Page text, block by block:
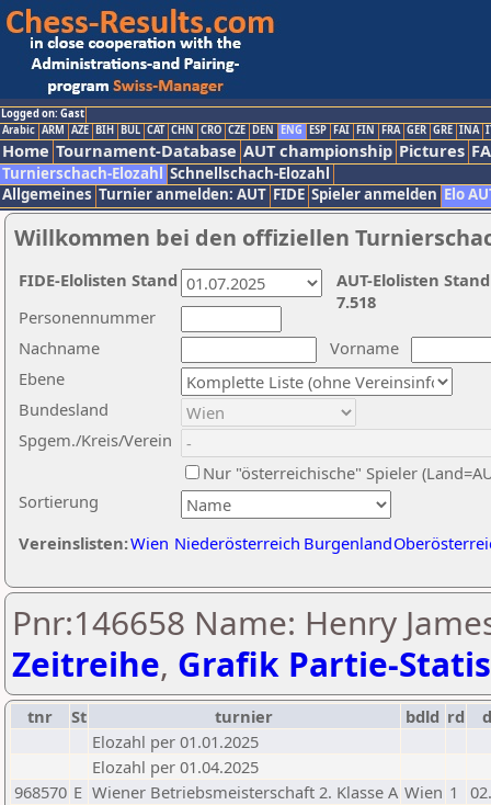
Logged on: Gast
Arabic ARM AZE BIH BUL CAT CHN CRO CZE DEN ENG ESP FAI FIN FRA GER GRE INA
Home Tournament-Database AUT championship Pictures
Turnierschach-Elozahl Schnellschach-Elozahl
Allgemeines Turnier anmelden: AUT FIDE Spieler anmelden Elo
Willkommen bei den offiziellen
Nachname
Vorname
Ebene
Sortierung
Personennummer
Bundesland
Spgem./Kreis/Verein
Nur "österreichische" Spieler
Vereinslisten:Wien Niederösterreich Burgenland
AUT-Elolisten
7.518
FIDE-Elolisten Stand
Pnr:146658 Name: Henry
Zeitreihe, Grafik Partie-
tnr St turnier bdld rd
Elozahl per 01.01.2025
Elozahl per 01.04.2025
968570 E Wiener Betriebsmeisterschaft 2. Klasse A Wien 1